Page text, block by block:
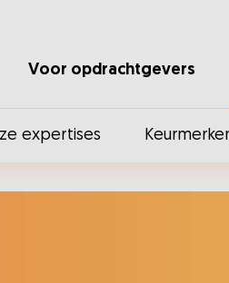
Voor opdrachtgevers
expertises